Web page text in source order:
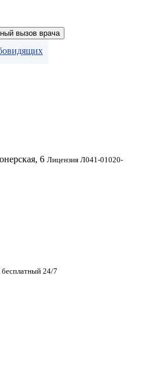
вызов врача
6 Лицензия Л041-01020-
бесплатный 24/7